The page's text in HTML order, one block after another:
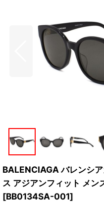
BALENCIAGA バレンシ
ス アジアンフィット メン
[BB0134SA-001]